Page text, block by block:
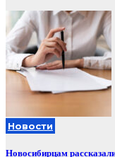
Новости
Новосибирцам